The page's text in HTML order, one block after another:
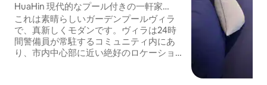
HuaHin 現代的なプール付きの一軒家
（450平方メートルの快適なヴィラ、市内
の絶好のロケーション、ビーチ、ショッ
ピングモール、ナイトマーケットに近
い）
これは素晴らしいガーデンプールヴィラ
で、真新しくモダンです。ヴィラは24時
間警備員が常駐するコミュニティ内にあ
り、市内中心部に近い絶好のロケーショ